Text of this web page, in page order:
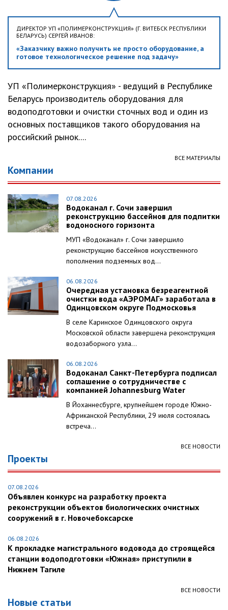
ДИРЕКТОР УП «ПОЛИМЕРКОНСТРУКЦИЯ» (Г. ВИТЕБСК РЕСПУБЛИКИ
БЕЛАРУСЬ) СЕРГЕЙ ИВАНОВ:
«Заказчику важно получить не просто оборудование, а
готовое технологическое решение под задачу»
УП «Полимерконструкция» - ведущий в Республике
Беларусь производитель оборудования для
водоподготовки и очистки сточных вод и один из
основных поставщиков такого оборудования на
российский рынок....
ВСЕ МАТЕРИАЛЫ
Компании
07.08.2026
Водоканал г. Сочи завершил
реконструкцию бассейнов для подпитки
водоносного горизонта
МУП «Водоканал» г. Сочи завершило
реконструкцию бассейнов искусственного
пополнения подземных вод...
06.08.2026
Очередная установка безреагентной
очистки вода «АЭРОМАГ» заработала в
Одинцовском округе Подмосковья
В селе Каринское Одинцовского округа
Московской области завершена реконструкция
водозаборного узла...
06.08.2026
Водоканал Санкт-Петербурга подписал
соглашение о сотрудничестве с
компанией Johannesburg Water
В Йоханнесбурге, крупнейшем городе Южно-
Африканской Республики, 29 июля состоялась
встреча...
ВСЕ НОВОСТИ
Проекты
07.08.2026
Объявлен конкурс на разработку проекта
реконструкции объектов биологических очистных
сооружений в г. Новочебоксарске
06.08.2026
К прокладке магистрального водовода до строящейся
станции водоподготовки «Южная» приступили в
Нижнем Тагиле
ВСЕ НОВОСТИ
Новые статьи